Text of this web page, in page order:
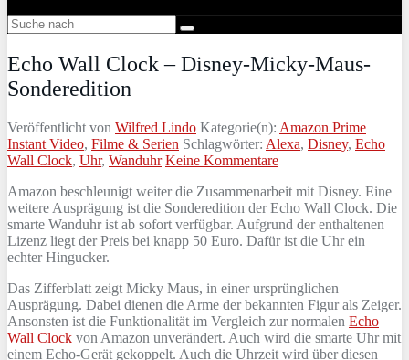
Echo Wall Clock – Disney-Micky-Maus-
Sonderedition
Veröffentlicht von Wilfred Lindo Kategorie(n): Amazon Prime
Instant Video, Filme & Serien Schlagwörter: Alexa, Disney, Echo
Wall Clock, Uhr, Wanduhr Keine Kommentare
Amazon beschleunigt weiter die Zusammenarbeit mit Disney. Eine
weitere Ausprägung ist die Sonderedition der Echo Wall Clock. Die
smarte Wanduhr ist ab sofort verfügbar. Aufgrund der enthaltenen
Lizenz liegt der Preis bei knapp 50 Euro. Dafür ist die Uhr ein
echter Hingucker.
Das Zifferblatt zeigt Micky Maus, in einer ursprünglichen
Ausprägung. Dabei dienen die Arme der bekannten Figur als Zeiger.
Ansonsten ist die Funktionalität im Vergleich zur normalen Echo
Wall Clock von Amazon unverändert. Auch wird die smarte Uhr mit
einem Echo-Gerät gekoppelt. Auch die Uhrzeit wird über diesen